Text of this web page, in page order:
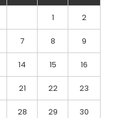
1 2
7 8 9
14 15 16
21 22 23
28 29 30